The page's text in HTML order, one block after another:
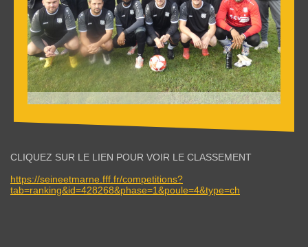
CLIQUEZ SUR LE LIEN POUR VOIR LE CLASSEMENT
https://seineetmarne.fff.fr/competitions?
tab=ranking&id=428268&phase=1&poule=4&type=ch